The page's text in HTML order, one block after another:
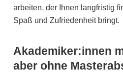
arbeiten, der Ihnen langfristig
Spaß und Zufriedenheit bringt.
Akademiker:innen
aber ohne